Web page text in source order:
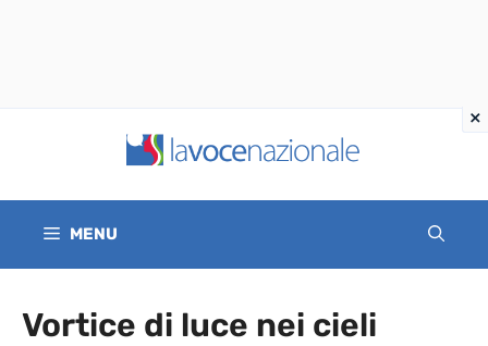
contenuto
MENU
Vortice di luce nei cieli